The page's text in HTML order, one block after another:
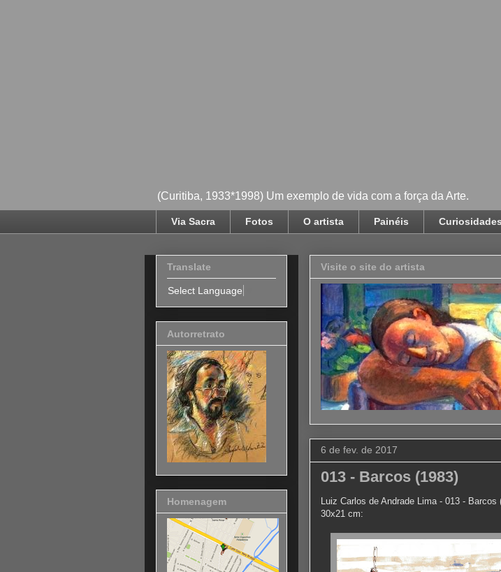
(Curitiba, 1933*1998) Um exemplo de vida com a força da Arte.
Via Sacra Fotos O artista Painéis Curiosidades
Visite o site do artista
6 de fev. de 2017
013 - Barcos (1983)
Luiz Carlos de Andrade Lima - 013 - Barcos
30x21 cm:
Translate
Select Language
Autorretrato
Homenagem